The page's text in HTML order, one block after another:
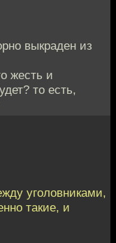
выкраден из
жесть и
то есть,
уголовниками,
такие, и